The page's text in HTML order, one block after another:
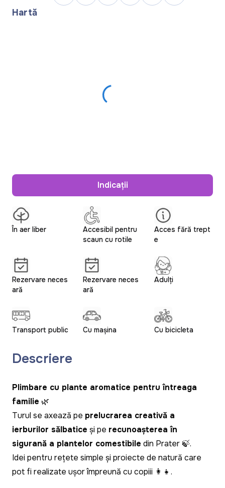
În aer liber
Accesibil pentru
scaun cu rotile
Acces fără trept
e
Rezervare neces
ară
Rezervare neces
ară
Adulți
Transport public Cu mașina Cu bicicleta
Descriere
Plimbare cu plante aromatice pentru întreaga
familie 🌿
Turul se axează pe prelucrarea creativă a
ierburilor sălbatice și pe recunoașterea în
siguranță a plantelor comestibile din Prater 🍃.
Idei pentru rețete simple și proiecte de natură care
pot fi realizate ușor împreună cu copiii 👩👧.
Hartă
Indicații